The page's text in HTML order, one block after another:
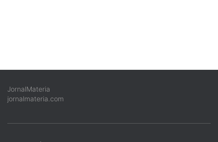
JornalMateria
jornalmateria.com